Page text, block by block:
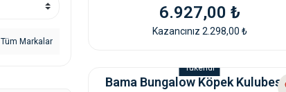
Tüm Markalar
6.927,00 ₺
Kazancınız 2.298,00 ₺
Tükendi
Bama Bungalow Köpek Kulubesi